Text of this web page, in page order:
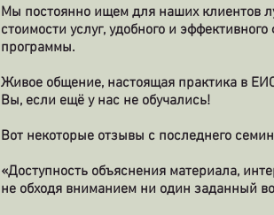
Мы постоянно ищем для наших клиентов
стоимости услуг, удобного и
программы.
Живое общение, настоящая практика в
Вы, если ещё у нас не обучались!
Вот некоторые отзывы с последнего
«Доступность объяснения материала,
не обходя вниманием ни один заданный